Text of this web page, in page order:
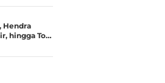
Hendra
hingga To…